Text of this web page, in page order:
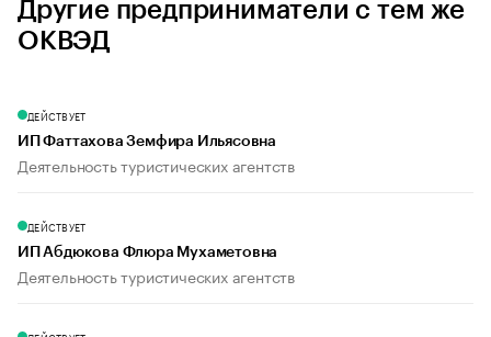
Другие предприниматели с тем же
ОКВЭД
ДЕЙСТВУЕТ
ИП Фаттахова Земфира Ильясовна
Деятельность туристических агентств
ДЕЙСТВУЕТ
ИП Абдюкова Флюра Мухаметовна
Деятельность туристических агентств